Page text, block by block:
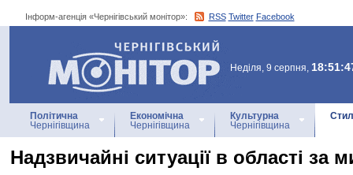
Інформ-агенція «Чернігівський монітор»: RSS Twitter Facebook
Інформ-агенція
«Чернігівський монітор»
Неділя, 9 серпня,
Політична
Чернігівщина
Економічна
Чернігівщина
Культурна
Чернігівщина
Надзвичайні ситуації в області за